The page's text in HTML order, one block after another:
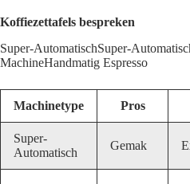
Koffiezettafels bespreken
Super-AutomatischSuper-
MachineHandmatig Espresso
Machinetype Pros
Super-
Automatisch
Gemak